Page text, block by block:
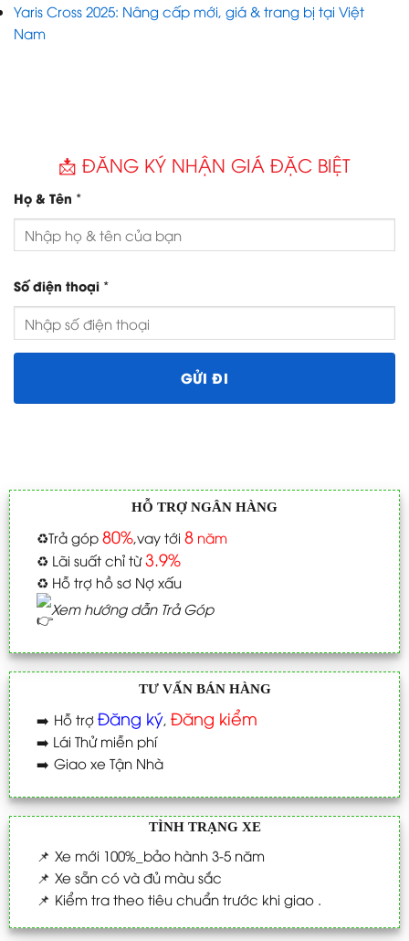
Yaris Cross 2025: Nâng cấp mới, giá & trang bị tại Việt
Nam
📩 ĐĂNG KÝ NHẬN GIÁ ĐẶC BIỆT
Họ & Tên *
Số điện thoại *
HỖ TRỢ NGÂN HÀNG
♻️Trả góp 80%,vay tới 8năm
♻️ Lãi suất chỉ từ3.9%
♻️ Hỗ trợ hồ sơ Nợ xấu
Xem hướng dẫn Trả Góp
TƯ VẤN BÁN HÀNG
➡️ Hỗ trợ Đăng ký, Đăng kiểm
➡️ Lái Thử miễn phí
➡️ Giao xe Tận Nhà
TÌNH TRẠNG XE
📌 Xe mới 100%_bảo hành 3-5 năm
📌 Xe sẵn có và đủ màu sắc
📌 Kiểm tra theo tiêu chuẩn trước khi giao .